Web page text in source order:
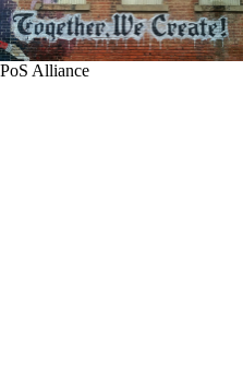
PoS Alliance